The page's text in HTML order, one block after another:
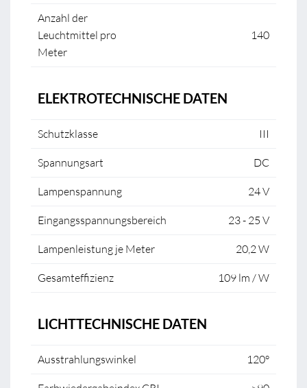
Anzahl der
Leuchtmittel pro
Meter
140
ELEKTROTECHNISCHE DATEN
Schutzklasse III
Spannungsart DC
Lampenspannung 24 V
Eingangsspannungsbereich 23 - 25 V
Lampenleistung je Meter 20,2 W
Gesamteffizienz 109 lm / W
LICHTTECHNISCHE DATEN
Ausstrahlungswinkel 120°